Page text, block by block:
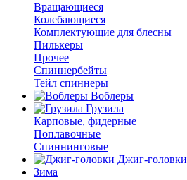
Вращающиеся
Колебающиеся
Комплектующие для блесны
Пилькеры
Прочее
Спиннербейты
Тейл спиннеры
Воблеры
Грузила
Карповые, фидерные
Поплавочные
Спиннинговые
Джиг-головки
Зима